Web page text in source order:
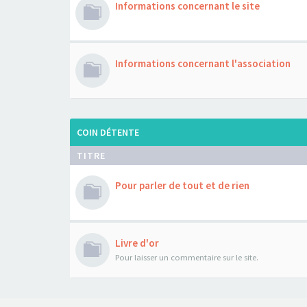
Informations concernant le site
Informations concernant l'association
COIN DÉTENTE
TITRE
Pour parler de tout et de rien
Livre d'or
Pour laisser un commentaire sur le site.